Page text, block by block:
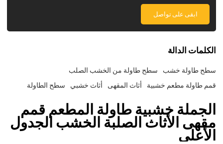
ابقى على تواصل
الكلمات الدالة
سطح طاولة خشب
سطح طاولة من الخشب الصلب
قمم طاولة مطعم خشبية
أثاث المقهى أثاث خشبي سطح الطاولة
الجملة خشبية طاولة المطعم قمم
مقهى الأثاث الصلبة الخشب الجدول
الأعلى